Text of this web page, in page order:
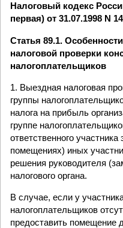
Налоговый кодекс
первая) от 31.07.1998 N
Статья 89.1.
налоговой проверки
налогоплательщиков
1. Выездная налоговая
группы
налога на прибыль
группе
ответственного
помещениях) иных
решения руководителя
налогового органа.
В случае, если у
налогоплательщиков
предоставить помещение